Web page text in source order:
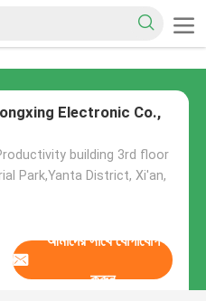
Electronic Co.,
building 3rd floor
Park,Yanta District, Xi'an,
আমাদের সাথে যোগাযোগ
করুন